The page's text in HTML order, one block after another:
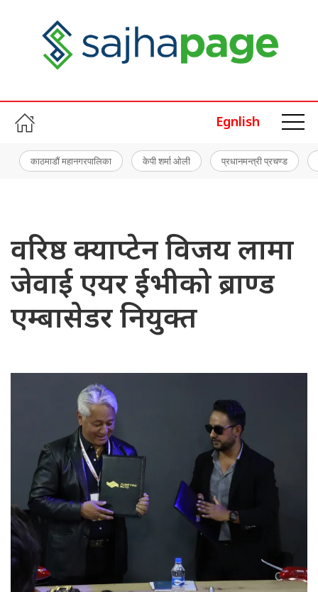
Egnlish
काठमाडौं महानगरपालिका केपी शर्मा ओली प्रधानमन्त्री प्रचण्ड
वरिष्ठ क्याप्टेन विजय लामा
जेवाई एयर ईभीको ब्राण्ड
एम्बासेडर नियुक्त